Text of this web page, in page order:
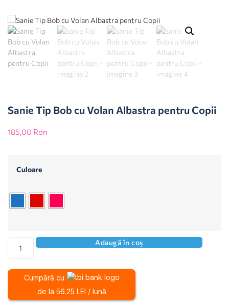
Sanie Tip Bob cu Volan Albastra pentru Copii
185,00 Ron
Culoare
Adaugă în coș
Cumpără cu
de la 56.25 LEI / lună